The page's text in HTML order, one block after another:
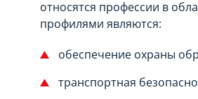
относятся профессии в
профилями являются:
обеспечение охраны
транспортная